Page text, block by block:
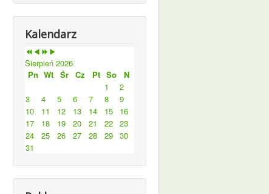
Kalendarz
Sierpień 2026
Pn Wt Śr Cz Pt So
N
1
2
3
4 5 6 7 8
9
10
11 12 13 14 15
16
17
18 19 20 21 22 23
24
25 26 27 28 29 30
31